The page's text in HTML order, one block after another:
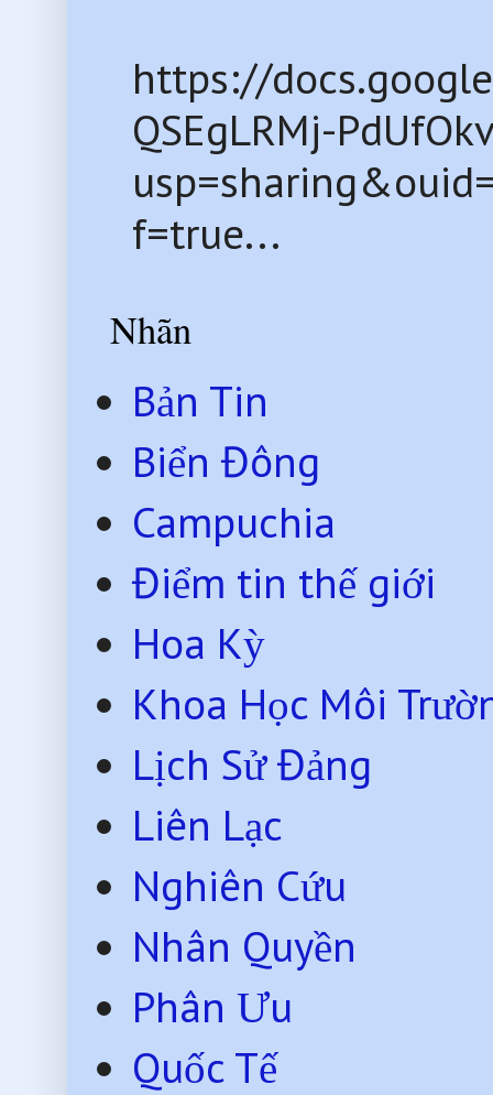
https://
QSEgLRMj-
f=true...
Nhãn
Bản Tin
Biển Đông
Campuchia
Điểm tin thế giới
Hoa Kỳ
Khoa Học Môi
Lịch Sử Đảng
Liên Lạc
Nghiên Cứu
Nhân Quyền
Phân Ưu
Quốc Tế